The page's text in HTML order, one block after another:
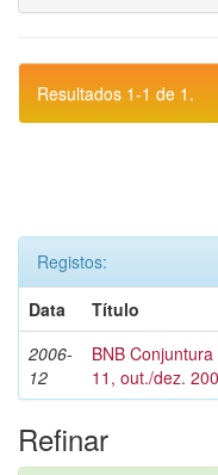
Resultados 1-1 de 1.
Registos:
Data
Título
2006-
12
BNB
11, out./dez.
Refinar